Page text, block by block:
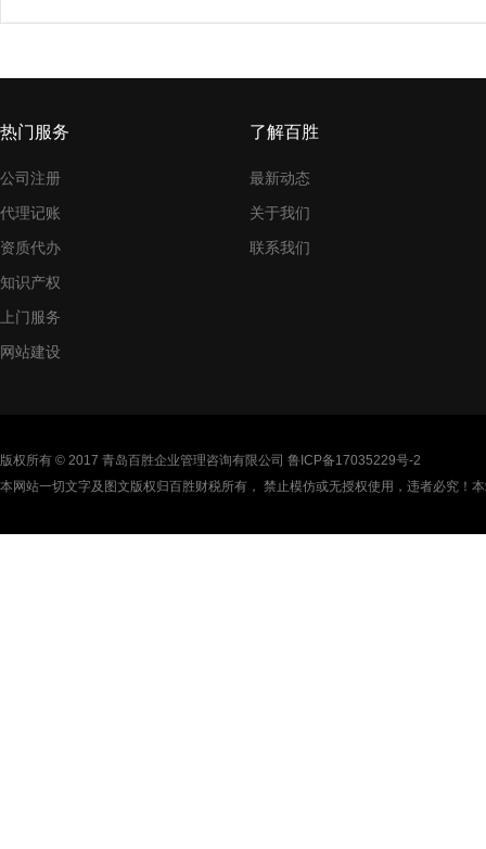
热门服务
公司注册
代理记账
资质代办
知识产权
上门服务
网站建设
了解百胜
最新动态
关于我们
联系我们
版权所有 © 2017 青岛百胜企业管理咨询有限公司 鲁ICP备17035229号-2
本网站一切文字及图文版权归百胜财税所有， 禁止模仿或无授权使用，违者必究！